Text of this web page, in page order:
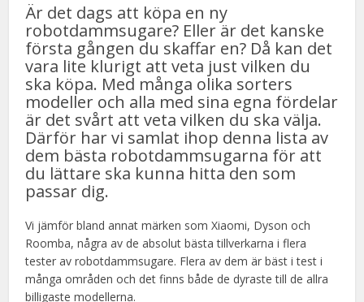
Är det dags att köpa en ny
robotdammsugare? Eller är det kanske
första gången du skaffar en? Då kan det
vara lite klurigt att veta just vilken du
ska köpa. Med många olika sorters
modeller och alla med sina egna fördelar
är det svårt att veta vilken du ska välja.
Därför har vi samlat ihop denna lista av
dem bästa robotdammsugarna för att
du lättare ska kunna hitta den som
passar dig.
Vi jämför bland annat märken som Xiaomi, Dyson och
Roomba, några av de absolut bästa tillverkarna i flera
tester av robotdammsugare. Flera av dem är bäst i test i
många områden och det finns både de dyraste till de allra
billigaste modellerna.